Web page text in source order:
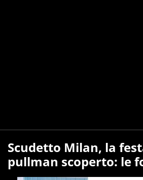
Scudetto Milan, la
pullman scoperto: le